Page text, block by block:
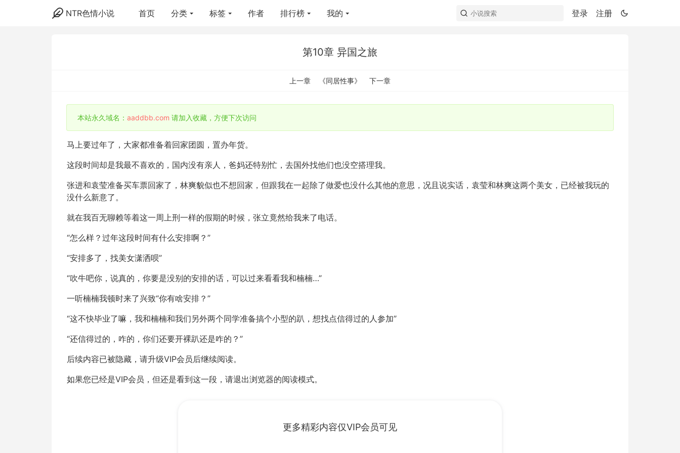
NTR色情小说 登录 注册
首页 分类 标签 作者 排行榜 我的
第10章 异国之旅
上一章 《同居性事》 下一章
本站永久域名： aaddbb.com 请加入收藏，方便下次访问
马上要过年了，大家都准备着回家团圆，置办年货。
这段时间却是我最不喜欢的，国内没有亲人，爸妈还特别忙，去国外找他们也没空搭理我。
张进和袁莹准备买车票回家了，林爽貌似也不想回家，但跟我在一起除了做爱也没什么其他的意思，况且说实话，袁莹和林爽这两个美女，已经被我玩的
没什么新意了。
就在我百无聊赖等着这一周上刑一样的假期的时候，张立竟然给我来了电话。
“怎么样？过年这段时间有什么安排啊？”
“安排多了，找美女潇洒呗”
“吹牛吧你，说真的，你要是没别的安排的话，可以过来看看我和楠楠…”
一听楠楠我顿时来了兴致“你有啥安排？”
“这不快毕业了嘛，我和楠楠和我们另外两个同学准备搞个小型的趴，想找点信得过的人参加”
“还信得过的，咋的，你们还要开裸趴还是咋的？”
后续内容已被隐藏，请升级VIP会员后继续阅读。
如果您已经是VIP会员，但还是看到这一段，请退出浏览器的阅读模式。
更多精彩内容仅VIP会员可见